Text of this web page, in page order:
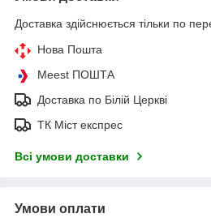
Доставка здійснюється тільки по
Нова Пошта
Meest ПОШТА
Доставка по Білій Церкві
ТК Міст експрес
Всі умови доставки
Умови оплати